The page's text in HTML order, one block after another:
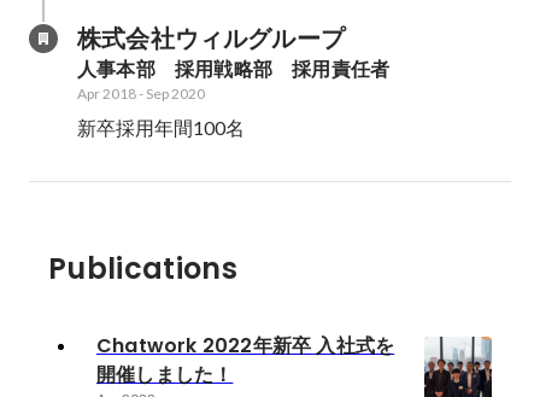
株式会社ウィルグループ
人事本部　採用戦略部　採用責任者
Apr 2018- Sep 2020
新卒採用年間100名
Publications
Chatwork 2022年新卒 入社式を
開催しました！